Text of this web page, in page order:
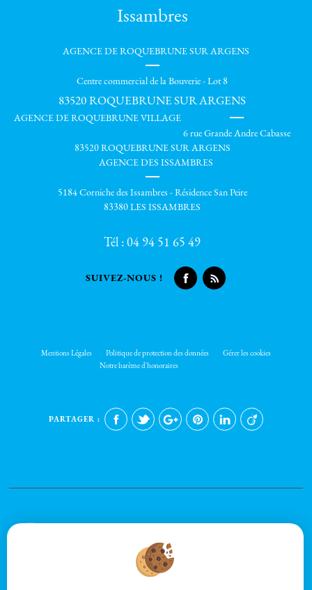
Issambres
AGENCE DE ROQUEBRUNE SUR ARGENS
Centre commercial de la Bouverie - Lot 8
83520 ROQUEBRUNE SUR ARGENS
AGENCE DE ROQUEBRUNE VILLAGE
6 rue Grande Andre Cabasse
83520 ROQUEBRUNE SUR ARGENS
AGENCE DES ISSAMBRES
5184 Corniche des Issambres - Résidence San Peire
83380 LES ISSAMBRES
Tél :04 94 51 65 49
SUIVEZ-NOUS !
Mentions Légales Politique de protection des données
Gérer les cookies
Notre barème d'honoraires
PARTAGER :
Afin de vous offrir un confort de lecture permanent, depuis votre PC, votre
tablette ou votre smartphone, notre site s'adapte automatiquement aux
différents types d'écrans